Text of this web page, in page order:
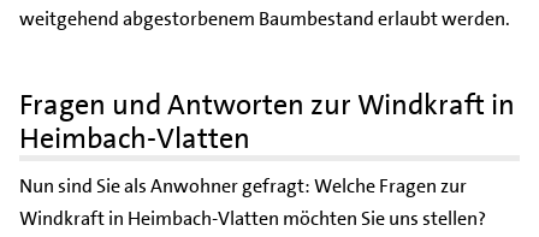
weitgehend abgestorbenem Baumbestand erlaubt werden.
Fragen und Antworten zur Windkraft in
Heimbach-Vlatten
Nun sind Sie als Anwohner gefragt: Welche Fragen zur
Windkraft in Heimbach-Vlatten möchten Sie uns stellen?